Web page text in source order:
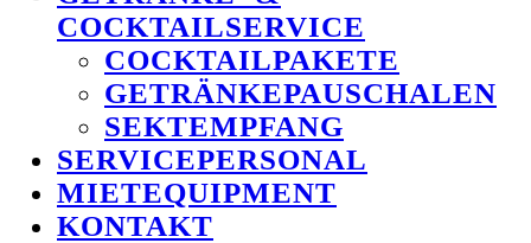
COCKTAILSERVICE
COCKTAILPAKETE
GETRÄNKEPAUSCHALEN
SEKTEMPFANG
SERVICEPERSONAL
MIETEQUIPMENT
KONTAKT